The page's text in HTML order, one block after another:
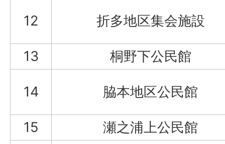
12 折多地区集会施設
13 桐野下公民館
14 脇本地区公民館
15
瀬之浦上公民館